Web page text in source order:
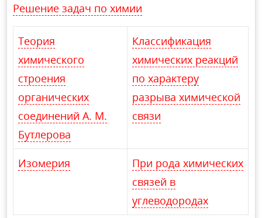
Решение задач по химии
Теория
химического
строения
органических
соединений А. М.
Бутлерова
Классификация
химических реакций
по характеру
разрыва химической
связи
Изомерия
При рода химических
связей в
углеводородах